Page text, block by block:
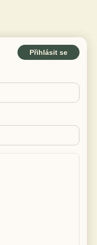
Přihlásit se